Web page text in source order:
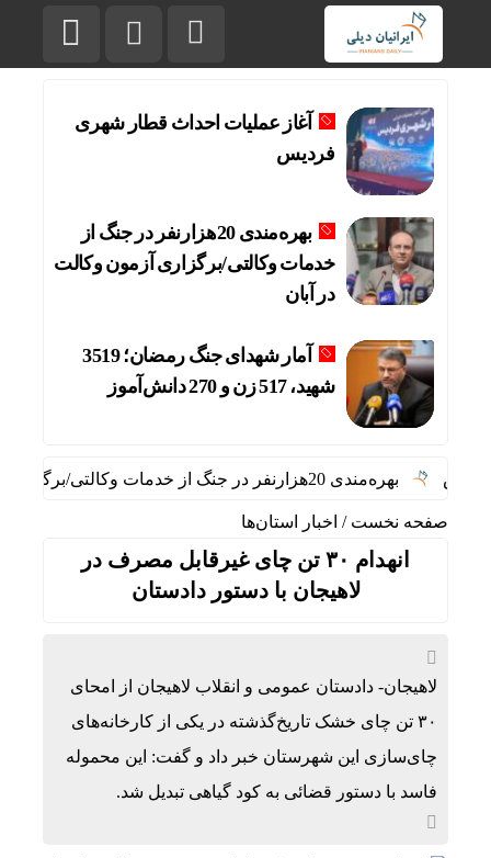
آغاز عملیات احداث قطار شهری
فردیس
بهره‌مندی 20هزارنفر در جنگ از
خدمات وکالتی/برگزاری آزمون وکالت
در آبان
آمار شهدای جنگ رمضان؛ 3519
شهید، 517 زن و 270 دانش‌آموز
بهره‌مندی 20هزارنفر در جنگ از خدمات وکالتی/برگزاری آزمون وکالت در آبان
صفحه نخست / اخبار استان‌ها
انهدام ۳۰ تن چای غیرقابل مصرف در
لاهیجان با دستور دادستان
لاهیجان- دادستان عمومی و انقلاب لاهیجان از امحای
۳۰ تن چای خشک تاریخ‌گذشته در یکی از کارخانه‌های
چای‌سازی این شهرستان خبر داد و گفت: این محموله
فاسد با دستور قضائی به کود گیاهی تبدیل شد.